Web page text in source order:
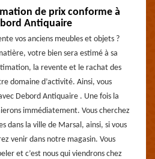
de prix conforme à
Antiquaire
vos anciens meubles et objets ?
votre bien sera estimé à sa
la revente et le rachat des
domaine d’activité. Ainsi, vous
Debord Antiquaire . Une fois la
immédiatement. Vous cherchez
dans la ville de Marsal, ainsi, si vous
venir dans notre magasin. Vous
et c’est nous qui viendrons chez